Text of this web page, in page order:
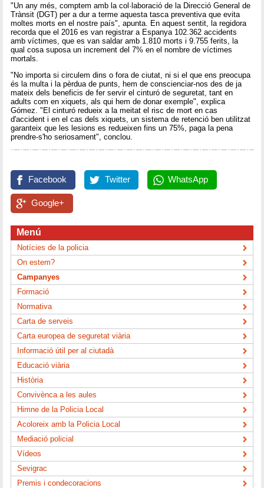
"Un any més, comptem amb la col·laboració de la Direcció General de
Trànsit (DGT) per a dur a terme aquesta tasca preventiva que evita
moltes morts en el nostre país", apunta. En aquest sentit, la regidora
recorda que el 2016 es van registrar a Espanya 102.362 accidents
amb víctimes, que es van saldar amb 1.810 morts i 9.755 ferits, la
qual cosa suposa un increment del 7% en el nombre de víctimes
mortals.
"No importa si circulem dins o fora de ciutat, ni si el que ens preocupa
és la multa i la pèrdua de punts, hem de conscienciar-nos des de ja
mateix dels beneficis de fer servir el cinturó de seguretat, tant en
adults com en xiquets, als qui hem de donar exemple", explica
Gómez. "El cinturó redueix a la meitat el risc de mort en cas
d'accident i en el cas dels xiquets, un sistema de retenció ben utilitzat
garanteix que les lesions es redueixen fins un 75%, paga la pena
prendre-s'ho seriosament", conclou.
Facebook Twitter WhatsApp
Google+
Menú
Notícies de la policia
On estem?
Campanyes
Formació
Normativa
Carta de serveis
Carta europea de seguretat viària
Informació útil per al ciutadà
Educació viària
Història
Convivènca a les aules
Himne de la Policia Local
Acoloreix amb la Policia Local
Mediació policial
Vídeos
Sevigrac
Premis i condecoracions